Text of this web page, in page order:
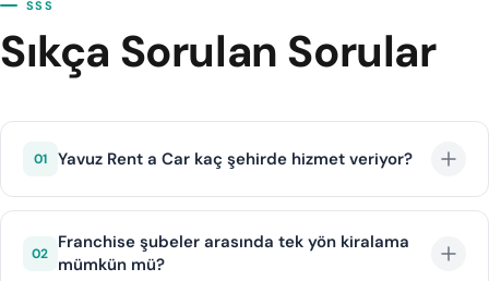
SSS
Sıkça Sorulan Sorular
01 Yavuz Rent a Car kaç şehirde hizmet veriyor?
Yavuz Rent a Car franchise modeliyle Türkiye
genelinde 30'dan fazla şehirde şubeleriyle hizmet
vermektedir.
02
Franchise şubeler arasında tek yön kiralama
mümkün mü?